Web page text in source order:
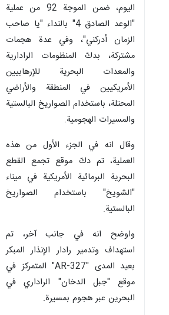
اليوم، ضمن الموجة 92 من عملية
"الوعد الصادق 4" بالنداء "يا صاحب
الزمان أدركني"، وفي عدة هجمات
مشتركة، بدكّ المنظومات الرادارية
والمعدات البحرية للإرهابيين
الأمريكيين في المنطقة والأراضي
المحتلة، باستخدام الصواريخ البالستية
والمسيرات الهجومية.
وقال انه في الجزء الأول من هذه
العملية، تم دكّ موقع تجمع القطع
البحرية البرمائية الأمريكية في ميناء
"الشويخ" باستخدام الصواريخ
البالستية.
واوضح انه في جانب آخر، تم
استهداف وتدمير رادار الإنذار المبكر
بعيد المدى "AR-327" المتمركز في
موقع "جبل الدخان" الراداري في
البحرين عبر هجوم بمسيرة.